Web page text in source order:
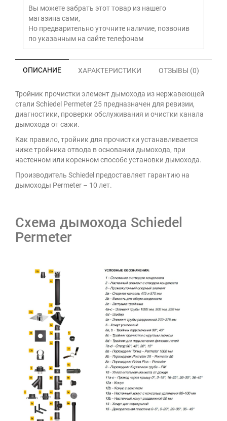
Вы можете забрать этот товар из нашего
магазина сами,
Но предварительно уточните наличие, позвонив
по указанным на сайте телефонам
ОПИСАНИЕ ХАРАКТЕРИСТИКИ ОТЗЫВЫ (0)
Тройник прочистки элемент дымохода из нержавеющей
стали Schiedel Permeter 25 предназначен для ревизии,
диагностики, проверки обслуживания и очистки канала
дымохода от сажи.
Как правило, тройник для прочистки устанавливается
ниже тройника отвода в основании дымохода, при
настенном или коренном способе установки дымохода.
Производитель Schiedel предоставляет гарантию на
дымоходы Permeter – 10 лет.
Схема дымохода Schiedel
Permeter